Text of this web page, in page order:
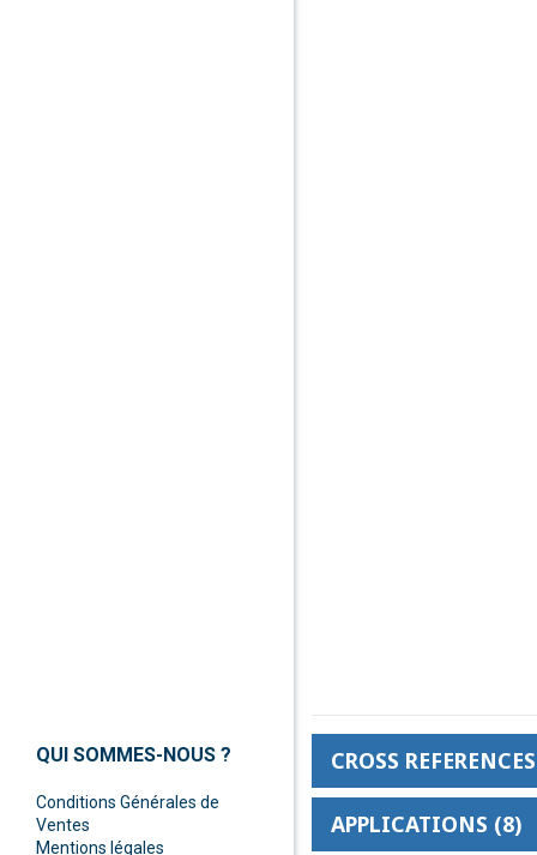
QUI SOMMES-NOUS ?
Conditions Générales de
Ventes
Mentions légales
CROSS
APPLICATIONS (8)